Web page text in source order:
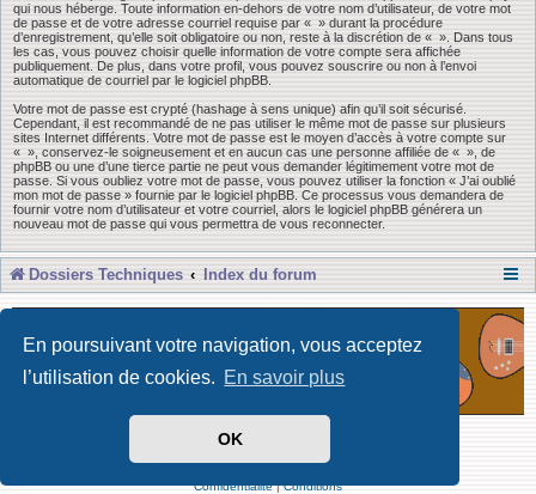
En poursuivant votre navigation, vous acceptez
l’utilisation de cookies. En savoir plus
OK
qui nous héberge. Toute information en-dehors de votre nom d’utilisateur, de votre mot
de passe et de votre adresse courriel requise par « » durant la procédure
d’enregistrement, qu’elle soit obligatoire ou non, reste à la discrétion de « ». Dans tous
les cas, vous pouvez choisir quelle information de votre compte sera affichée
publiquement. De plus, dans votre profil, vous pouvez souscrire ou non à l’envoi
automatique de courriel par le logiciel phpBB.
Votre mot de passe est crypté (hashage à sens unique) afin qu’il soit sécurisé.
Cependant, il est recommandé de ne pas utiliser le même mot de passe sur plusieurs
sites Internet différents. Votre mot de passe est le moyen d’accès à votre compte sur
« », conservez-le soigneusement et en aucun cas une personne affiliée de « », de
phpBB ou une d’une tierce partie ne peut vous demander légitimement votre mot de
passe. Si vous oubliez votre mot de passe, vous pouvez utiliser la fonction « J’ai oublié
mon mot de passe » fournie par le logiciel phpBB. Ce processus vous demandera de
fournir votre nom d’utilisateur et votre courriel, alors le logiciel phpBB générera un
nouveau mot de passe qui vous permettra de vous reconnecter.
Dossiers Techniques Index du forum
Développé par Forum Software © phpBB Limited
Traduit par phpBB-fr
Confidentialité|Conditions